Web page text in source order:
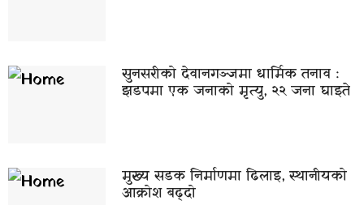
सुनसरीको देवानगञ्जमा धार्मिक तनाव :
झडपमा एक जनाको मृत्यु, २२ जना घाइते
मुख्य सडक निर्माणमा ढिलाइ, स्थानीयको
आक्रोश बढ्दो